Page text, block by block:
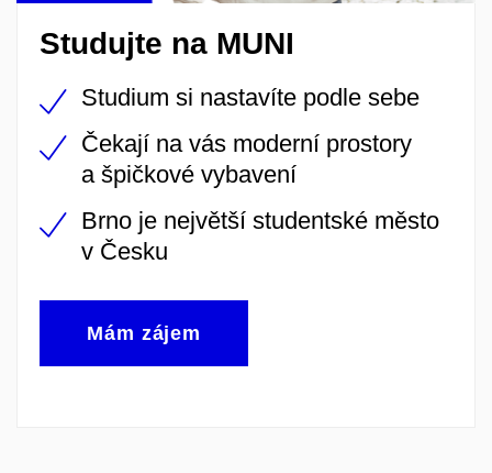
Studujte na MUNI
Studium si nastavíte podle sebe
Čekají na vás moderní prostory
a špičkové vybavení
Brno je největší studentské město
v Česku
Mám zájem